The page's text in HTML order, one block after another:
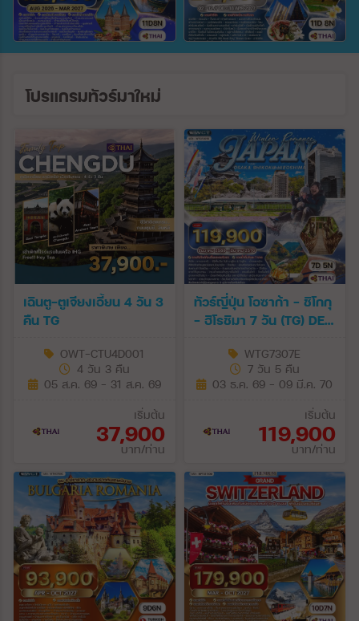
โปรแกรมทัวร์มาใหม่
เฉินตู-ตูเจียงเอี้ยน 4 วัน 3
คืน TG
OWT-CTU4D001
4 วัน 3 คืน
05 ส.ค. 69 - 31 ส.ค. 69
เริ่มต้น
37,900
บาท/ท่าน
ทัวร์ญี่ปุ่น โอซาก้า - ชิโกกุ
- ฮิโรชิมา 7 วัน (TG) DEC
WTG7307E
7 วัน 5 คืน
03 ธ.ค. 69 - 09 มี.ค. 70
เริ่มต้น
119,900
บาท/ท่าน